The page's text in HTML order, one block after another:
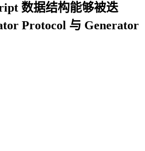
数据结构能够被迭
Protocol 与 Generator